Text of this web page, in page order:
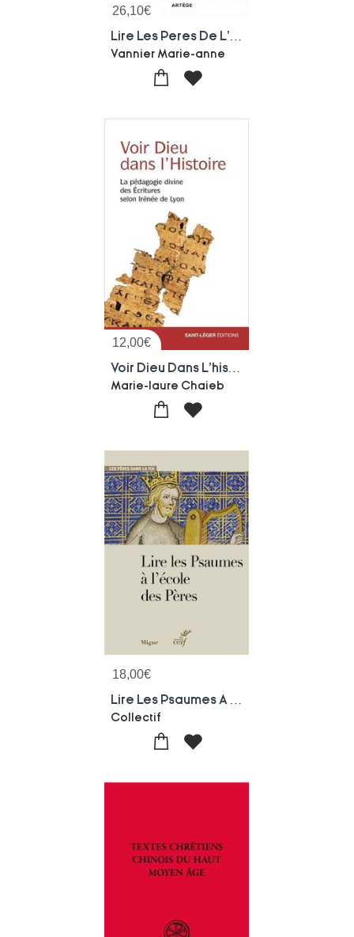
26,10€
Vannier Marie-anne
12,00€
Marie-laure Chaieb
18,00€
Collectif